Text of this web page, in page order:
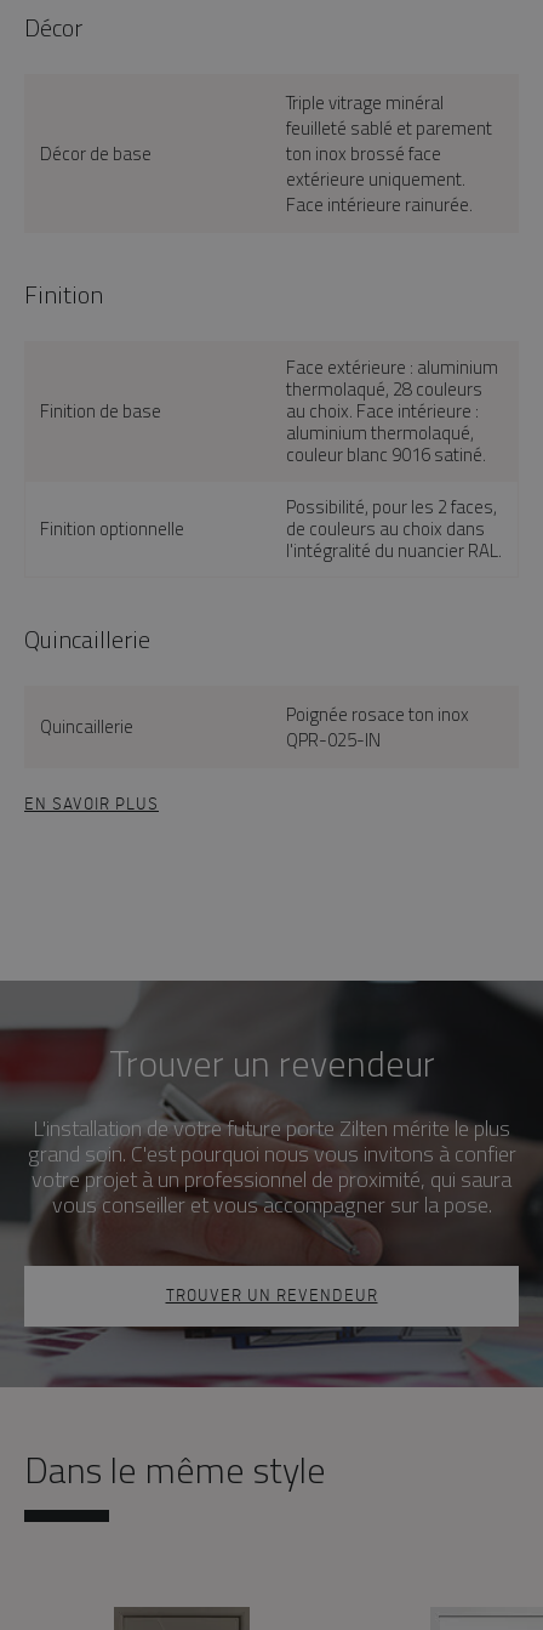
Décor
Décor de base
Triple vitrage minéral
feuilleté sablé et parement
ton inox brossé face
extérieure uniquement.
Face intérieure rainurée.
Finition
Finition de base
Face extérieure : aluminium
thermolaqué, 28 couleurs
au choix. Face intérieure :
aluminium thermolaqué,
couleur blanc 9016 satiné.
Finition optionnelle
Possibilité, pour les 2 faces,
de couleurs au choix dans
l'intégralité du nuancier RAL.
Quincaillerie
Quincaillerie Poignée rosace ton inox
QPR-025-IN
EN SAVOIR PLUS
Trouver un revendeur
L'installation de votre future porte Zilten mérite le plus
grand soin. C'est pourquoi nous vous invitons à confier
votre projet à un professionnel de proximité, qui saura
vous conseiller et vous accompagner sur la pose.
TROUVER UN REVENDEUR
Dans le même style